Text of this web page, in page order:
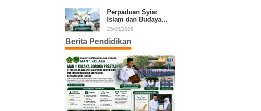
Perpaduan Syiar
Islam dan Budaya
Warnai Pawai Ta’aruf
23/06/2026
Berita Pendidikan